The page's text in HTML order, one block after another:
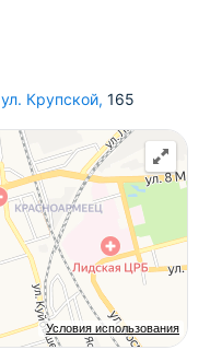
ул. Крупской, 165
Условия использования